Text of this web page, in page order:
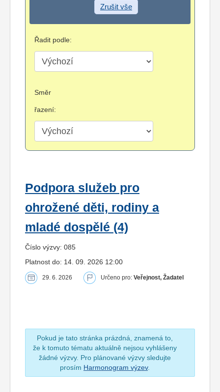
Zrušit vše
Řadit podle:
Směr
řazení:
Podpora služeb pro
ohrožené děti, rodiny a
mladé dospělé (4)
Číslo výzvy: 085
Platnost do: 14. 09. 2026 12:00
29. 6. 2026 Určeno pro: Veřejnost, Žadatel
Pokud je tato stránka prázdná, znamená to,
že k tomuto tématu aktuálně nejsou vyhlášeny
žádné výzvy. Pro plánované výzvy sledujte
prosím Harmonogram výzev.